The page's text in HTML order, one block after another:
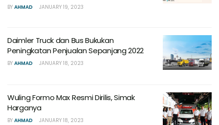
BY AHMAD JANUARY 19, 2023
Daimler Truck dan Bus Bukukan
Peningkatan Penjualan Sepanjang 2022
BY AHMAD JANUARY 18, 2023
Wuling Formo Max Resmi Dirilis, Simak
Harganya
BY AHMAD JANUARY 18, 2023